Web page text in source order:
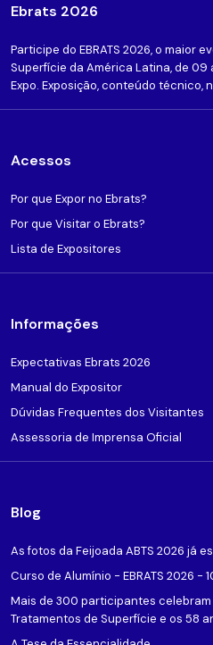
Ebrats 2026
Participe do EBRATS 2026, o maior
Superfície da América Latina, de 09
Expo. Exposição, conteúdo técnico,
Acessos
Por que Expor no Ebrats?
Por que Visitar o Ebrats?
Lista de Expositores
Informações
Expectativas Ebrats 2026
Manual do Expositor
Dúvidas Frequentes dos Visitantes
Assessoria de Imprensa Oficial
Blog
As fotos da Feijoada ABTS 2026 já
Curso de Alumínio - EBRATS 2026 -
Mais de 300 participantes celebram
Tratamentos de Superfície e os 58